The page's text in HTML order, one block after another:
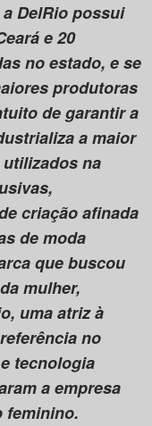
DelRio possui
e 20
no estado, e se
produtoras
de garantir a
a maior
na
criação afinada
de moda
que buscou
mulher,
uma atriz à
no
tecnologia
a empresa
feminino.